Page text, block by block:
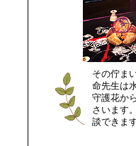
その佇ま
命先生は
守護花か
さいます
談できま